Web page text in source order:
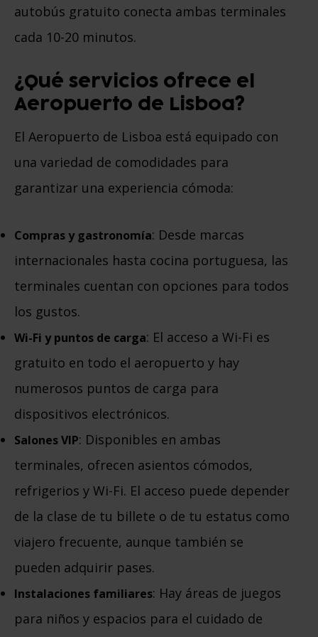
autobús gratuito conecta ambas terminales
cada 10-20 minutos.
¿Qué servicios ofrece el
Aeropuerto de Lisboa?
El Aeropuerto de Lisboa está equipado con
una variedad de comodidades para
garantizar una experiencia cómoda:
Compras y gastronomía: Desde marcas
internacionales hasta cocina portuguesa, las
terminales cuentan con opciones para todos
los gustos.
Wi-Fi y puntos de carga: El acceso a Wi-Fi es
gratuito en todo el aeropuerto y hay
numerosos puntos de carga para
dispositivos electrónicos.
Salones VIP: Disponibles en ambas
terminales, ofrecen asientos cómodos,
refrigerios y Wi-Fi. El acceso puede depender
de la clase de tu billete o de tu estatus como
viajero frecuente, aunque también se
pueden adquirir pases.
Instalaciones familiares: Hay áreas de juegos
para niños y espacios para el cuidado de